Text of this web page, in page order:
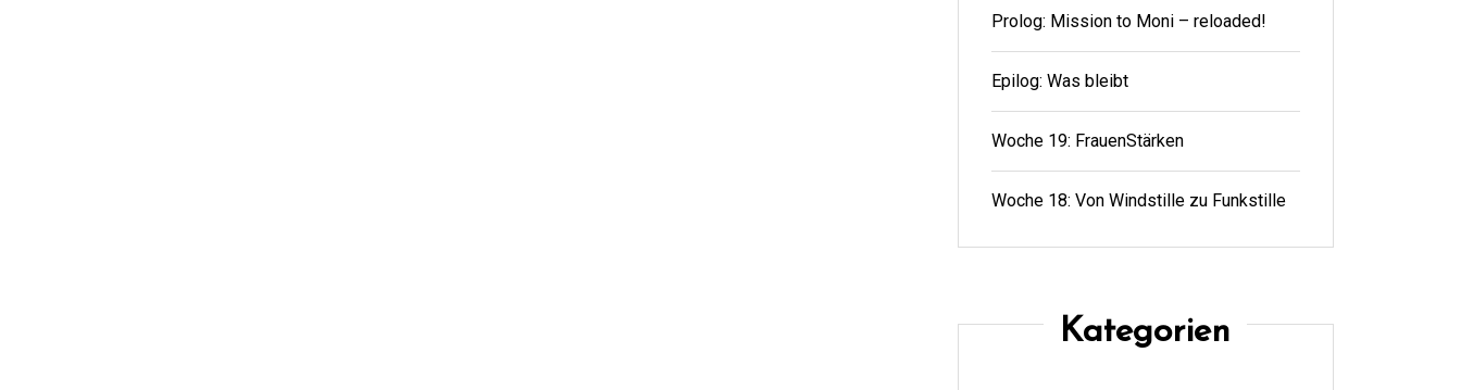
Prolog: Mission to Moni – reloaded!
Epilog: Was bleibt
Woche 19: FrauenStärken
Woche 18: Von Windstille zu Funkstille
Kategorien